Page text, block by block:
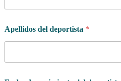
s
a
j
Apellidos del deportista *